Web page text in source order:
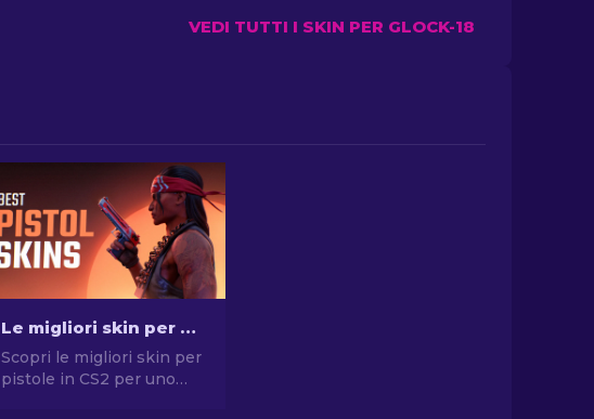
VEDI TUTTI I SKIN PER GLOCK-18
Le migliori skin per pistola in CS2 [2026]
Scopri le migliori skin per
pistole in CS2 per uno